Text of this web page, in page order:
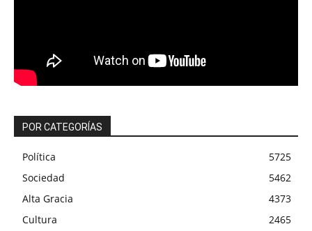
POR CATEGORÍAS
Política
5725
Sociedad
5462
Alta Gracia
4373
Cultura
2465